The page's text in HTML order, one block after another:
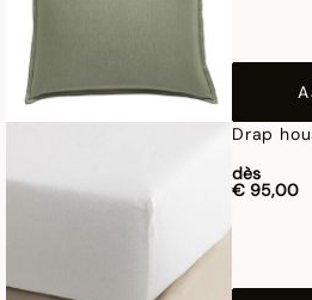
Drap
dès
€ 95,00